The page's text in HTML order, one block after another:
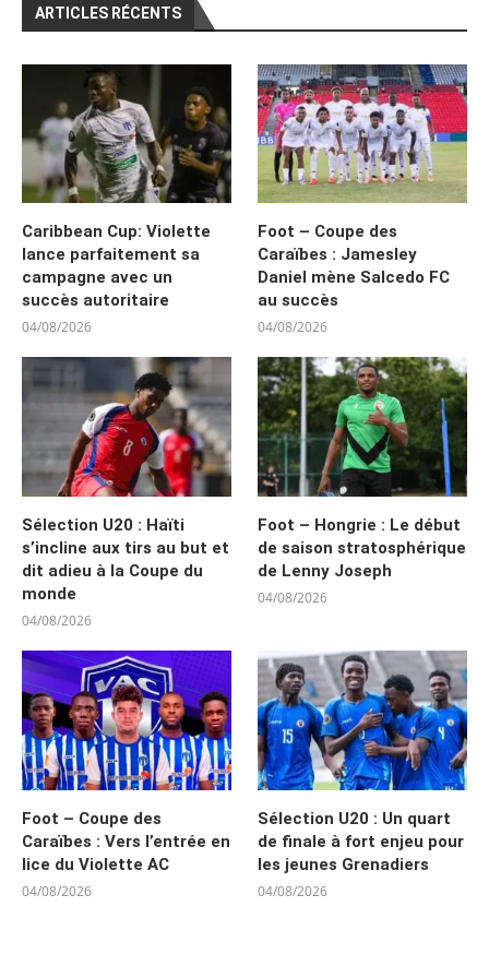
ARTICLES RÉCENTS
Caribbean Cup: Violette
lance parfaitement sa
campagne avec un
succès autoritaire
04/08/2026
Foot – Coupe des
Caraïbes : Jamesley
Daniel mène Salcedo FC
au succès
04/08/2026
Sélection U20 : Haïti
s’incline aux tirs au but et
dit adieu à la Coupe du
monde
04/08/2026
Foot – Hongrie : Le début
de saison stratosphérique
de Lenny Joseph
04/08/2026
Foot – Coupe des
Caraïbes : Vers l’entrée en
lice du Violette AC
04/08/2026
Sélection U20 : Un quart
de finale à fort enjeu pour
les jeunes Grenadiers
04/08/2026